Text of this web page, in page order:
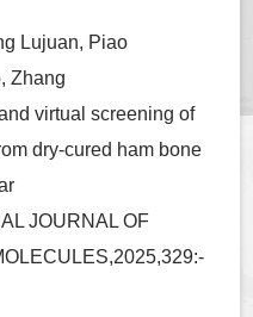
Lujuan, Piao
Zhang
virtual screening of
dry-cured ham bone
JOURNAL OF